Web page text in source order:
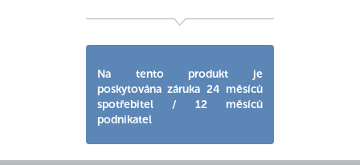
Na tento produkt je
poskytována záruka 24 měsíců
spotřebitel / 12 měsíců
podnikatel